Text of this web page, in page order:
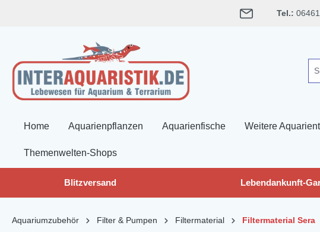
Tel.:
Home Aquarienpflanzen Aquarienfische Weitere
Themenwelten-Shops
Blitzversand Lebendankunft-
Aquariumzubehör Filter & Pumpen Filtermaterial Filtermaterial Sera